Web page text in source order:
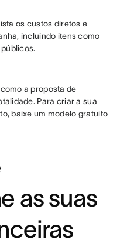
os custos diretos e
incluindo itens como
a proposta de
Para criar a sua
baixe um modelo gratuito
as suas